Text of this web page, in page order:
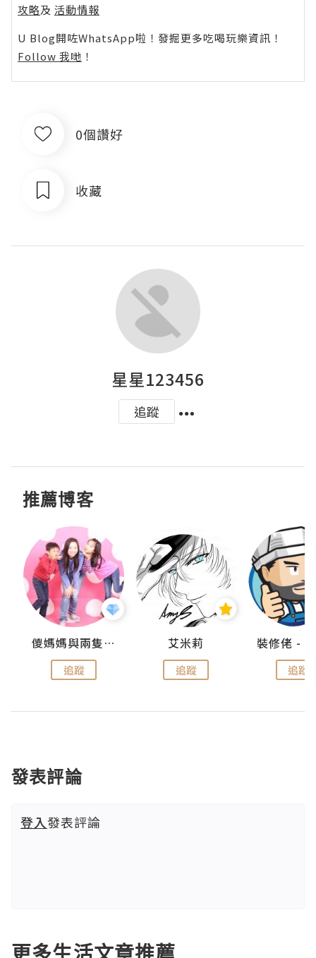
攻略及 活動情報
U Blog開咗WhatsApp啦！發掘更多吃喝玩樂資訊！
Follow 我哋 ！
0個讚好
收藏
星星123456
追蹤
推薦博客
儍媽媽與兩隻小魔怪之家
追蹤
艾米莉
追蹤 追蹤
發表評論
登入發表評論